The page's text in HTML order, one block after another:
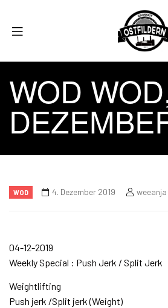
WOD
WOD 4. Dezember 2019 weeanja
04-12-2019
Weekly Special : Push Jerk / Split Jerk
Weightlifting
Push jerk /Split jerk (Weight)